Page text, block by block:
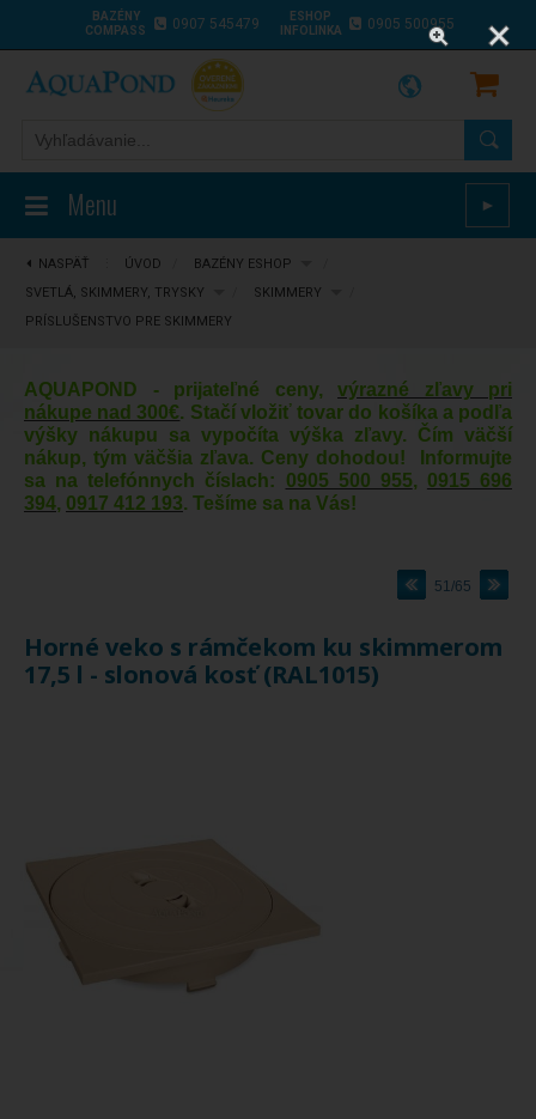
BAZÉNY
COMPASS
0907 545479
ESHOP
INFOLINKA
0905 500955
Menu ►
NASPÄŤ ÚVOD BAZÉNY ESHOP
SVETLÁ, SKIMMERY, TRYSKY
SKIMMERY
PRÍSLUŠENSTVO PRE SKIMMERY
AQUAPOND - prijateľné ceny, výrazné zľavy pri
nákupe nad 300€. Stačí vložiť tovar do košíka a podľa
výšky nákupu sa vypočíta výška zľavy. Čím väčší
nákup, tým väčšia zľava. Ceny dohodou! Informujte
sa na telefónnych číslach: 0905 500 955, 0915 696
394, 0917 412 193. Tešíme sa na Vás!
51/65
Horné veko s rámčekom ku skimmerom
17,5 l - slonová kosť (RAL1015)